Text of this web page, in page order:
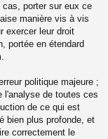
porter sur eux ce
manière vis à vis
exercer leur droit
portée en étendard
politique majeure ;
l'analyse de toutes ces
de ce qui est
bien plus profonde, et
correctement le